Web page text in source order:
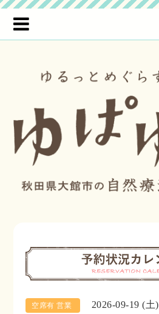
空席有 営業 2026-09-19 (土)